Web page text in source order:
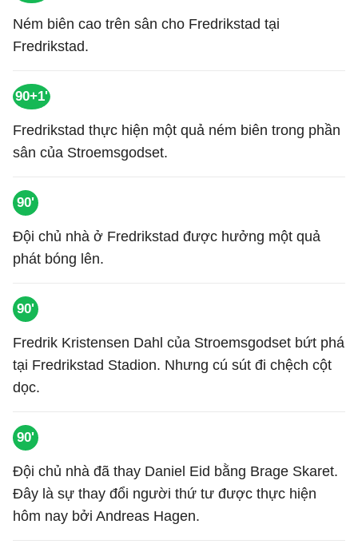
Ném biên cao trên sân cho Fredrikstad tại
Fredrikstad.
90+1'
Fredrikstad thực hiện một quả ném biên trong phần
sân của Stroemsgodset.
90'
Đội chủ nhà ở Fredrikstad được hưởng một quả
phát bóng lên.
90'
Fredrik Kristensen Dahl của Stroemsgodset bứt phá
tại Fredrikstad Stadion. Nhưng cú sút đi chệch cột
dọc.
90'
Đội chủ nhà đã thay Daniel Eid bằng Brage Skaret.
Đây là sự thay đổi người thứ tư được thực hiện
hôm nay bởi Andreas Hagen.